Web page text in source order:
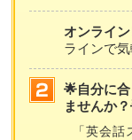
オンライ
ラインで
🌟自分に
ませんか
「英会